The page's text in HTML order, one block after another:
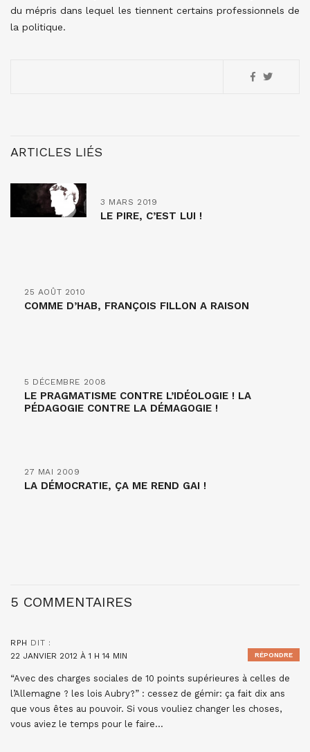
du mépris dans lequel les tiennent certains professionnels de
la politique.
ARTICLES LIÉS
3 MARS 2019
LE PIRE, C’EST LUI !
25 AOÛT 2010
COMME D’HAB, FRANÇOIS FILLON A RAISON
5 DÉCEMBRE 2008
LE PRAGMATISME CONTRE L’IDÉOLOGIE ! LA
PÉDAGOGIE CONTRE LA DÉMAGOGIE !
27 MAI 2009
LA DÉMOCRATIE, ÇA ME REND GAI !
5 COMMENTAIRES
RPH DIT :
22 JANVIER 2012 À 1 H 14 MIN
“Avec des charges sociales de 10 points supérieures à celles de
l’Allemagne ? les lois Aubry?” : cessez de gémir: ça fait dix ans
que vous êtes au pouvoir. Si vous vouliez changer les choses,
vous aviez le temps pour le faire…
RÉPONDRE